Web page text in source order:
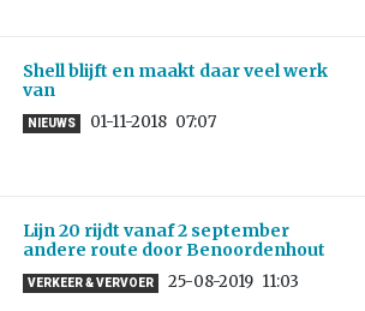
Shell blijft en maakt daar veel werk
van
NIEUWS 01-11-2018 07:07
Lijn 20 rijdt vanaf 2 september
andere route door Benoordenhout
VERKEER & VERVOER 25-08-2019 11:03